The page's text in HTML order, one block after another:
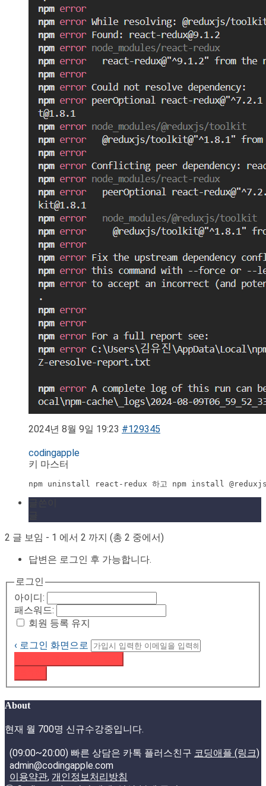
2024년 8월 9일 19:23 #129345
codingapple
키 마스터
npm uninstall react-redux 하고 npm install
2 글 보임 - 1 에서 2 까지 (총 2 중에서)
답변은 로그인 후 가능합니다.
로그인
아이디:
패스워드:
회원 등록 유지
‹ 로그인 화면으로
About
현재 월 700명 신규수강중입니다.
(09:00~20:00) 빠른 상담은 카톡 플러스친구 코딩애플 (링크)
admin@codingapple.com
이용약관, 개인정보처리방침